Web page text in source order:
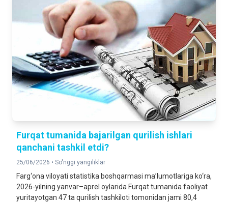
Furqat tumanida bajarilgan qurilish ishlari
qanchani tashkil etdi?
25/06/2026 • So'nggi yangiliklar
Farg‘ona viloyati statistika boshqarmasi ma’lumotlariga ko‘ra,
2026-yilning yanvar–aprel oylarida Furqat tumanida faoliyat
yuritayotgan 47 ta qurilish tashkiloti tomonidan jami 80,4